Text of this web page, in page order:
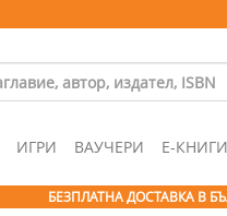
ИГРИ ВАУЧЕРИ Е-КНИГИ
БЕЗПЛАТНА ДОСТАВКА В